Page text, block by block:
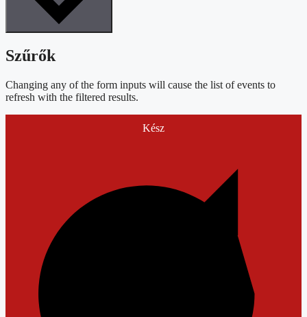
Szűrők
Changing any of the form inputs will cause the list of events to
refresh with the filtered results.
Kész